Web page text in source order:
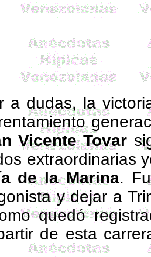
a dudas, la
Vicente Tovar
extraordinarias
dela Marina.
y dejar a
quedó
de esta